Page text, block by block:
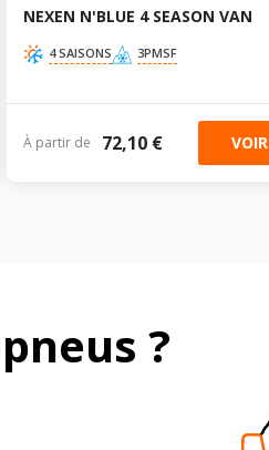
NEXEN N'BLUE 4 SEASON VAN
4 SAISONS 3PMSF
À partir de 72,10 € VOIR
?